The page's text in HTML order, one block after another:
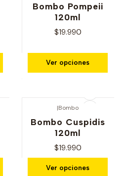
Bombo Pompeii
120ml
$19.990
Ver opciones
|Bombo
Bombo Cuspidis
120ml
$19.990
Ver opciones